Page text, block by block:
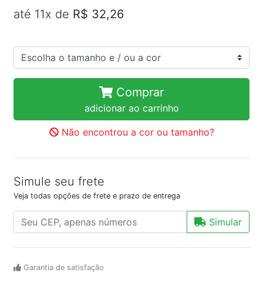
até 11x de R$ 32,26
Comprar
adicionar ao carrinho
Não encontrou a cor ou tamanho?
Simule seu frete
Veja todas opções de frete e prazo de entrega
Simular
Garantia de satisfação